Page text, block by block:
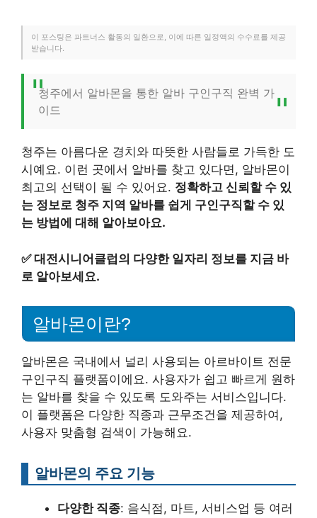
이 포스팅은 파트너스 활동의 일환으로, 이에 따른 일정액의 수수료를 제공
받습니다.
청주에서 알바몬을 통한 알바 구인구직 완벽 가
이드
청주는 아름다운 경치와 따뜻한 사람들로 가득한 도
시예요. 이런 곳에서 알바를 찾고 있다면, 알바몬이
최고의 선택이 될 수 있어요. 정확하고 신뢰할 수 있
는 정보로 청주 지역 알바를 쉽게 구인구직할 수 있
는 방법에 대해 알아보아요.
✅대전시니어클럽의 다양한 일자리 정보를 지금 바
로 알아보세요.
알바몬이란?
알바몬은 국내에서 널리 사용되는 아르바이트 전문
구인구직 플랫폼이에요. 사용자가 쉽고 빠르게 원하
는 알바를 찾을 수 있도록 도와주는 서비스입니다.
이 플랫폼은 다양한 직종과 근무조건을 제공하여,
사용자 맞춤형 검색이 가능해요.
알바몬의 주요 기능
다양한 직종: 음식점, 마트, 서비스업 등 여러